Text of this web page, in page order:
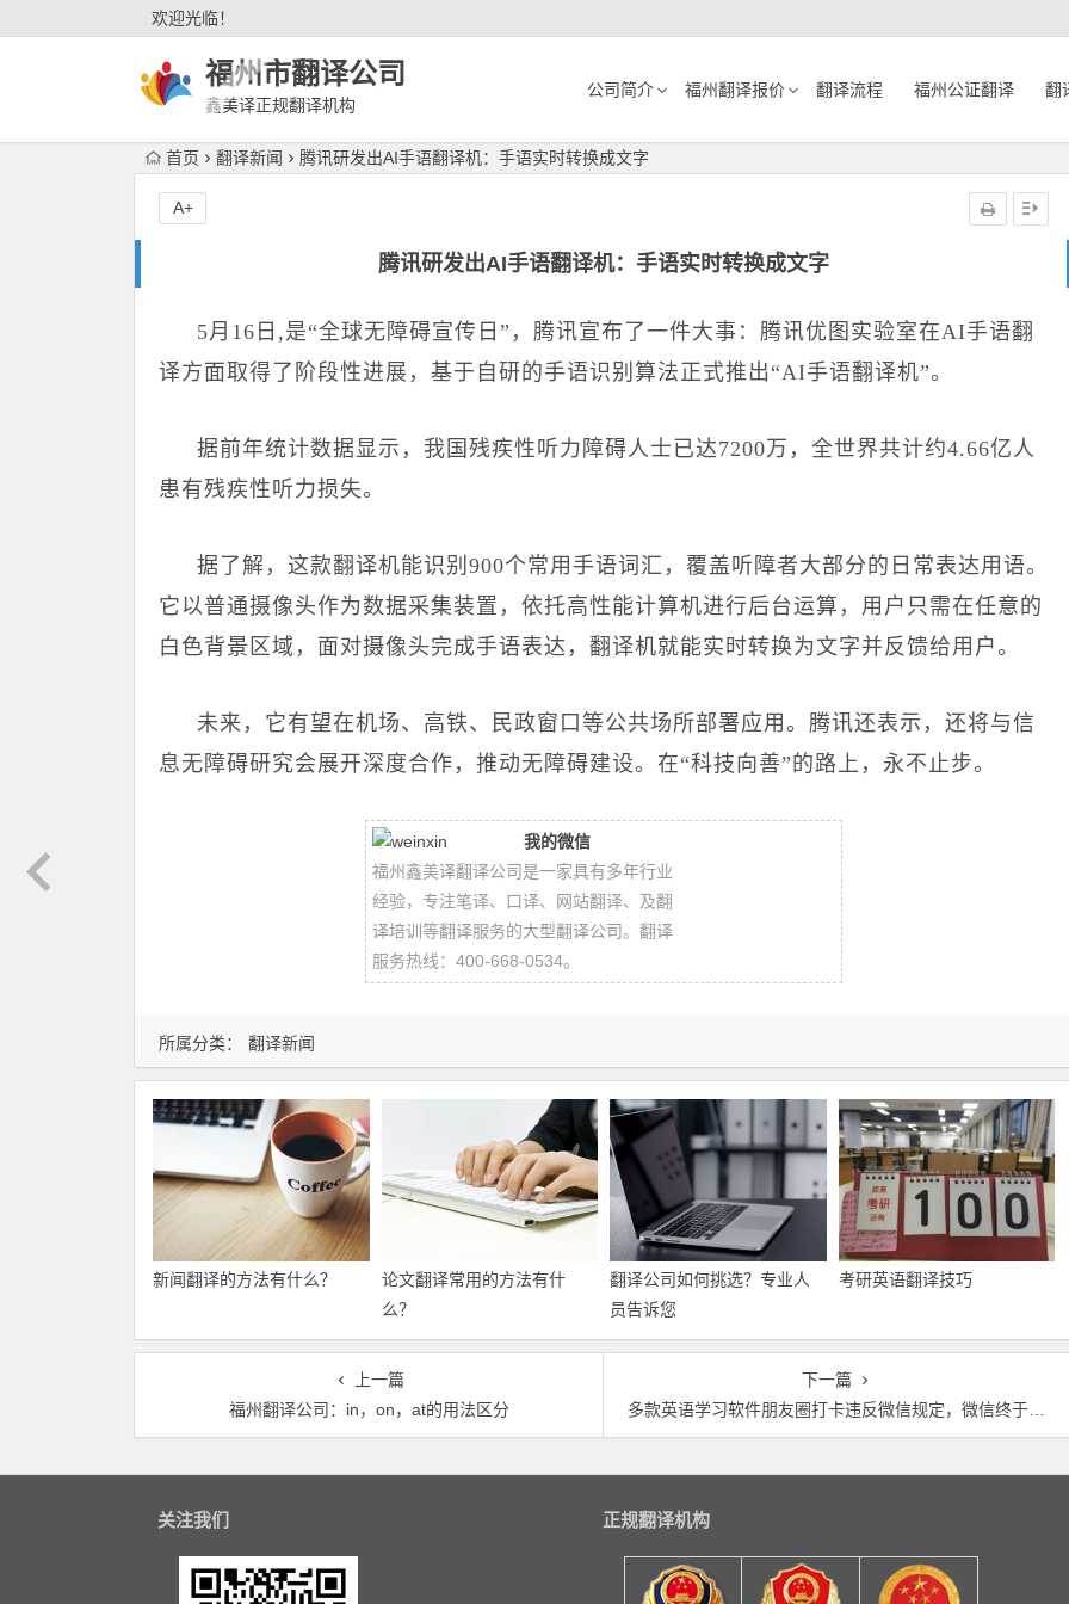
欢迎光临！
福州市翻译公司
鑫美译正规翻译机构
公司简介 福州翻译报价 翻译流程 福州公证翻译 翻
首页 翻译新闻 腾讯研发出AI手语翻译机：手语实时转换成文字
腾讯研发出AI手语翻译机：手语实时转换成文字
A+
所属分类： 翻译新闻
5月 16 日 ,是“全球无障碍宣传日”，腾讯宣布了一件大事：腾讯优图实验室在AI手语翻
译方面取得了阶段性进展，基于自研的手语识别算法正式推出“AI手语翻译机”。
据前年统计数据显示，我国残疾性听力障碍人士已达7200万，全世界共计约4.66亿人
患有残疾性听力损失。
据了解，这款翻译机能识别 900个常用手语词汇，覆盖听障者大部分的日常表达用语。
它以普通摄像头作为数据采集装置，依托高性能计算机进行后台运算，用户只需在任意的
白色背景区域，面对摄像头完成手语表达，翻译机就能实时转换为文字并反馈给用户。
未来，它有望在机场、高铁、民政窗口等公共场所部署应用。腾讯还表示，还将与信
息无障碍研究会展开深度合作，推动无障碍建设。在“科技向善”的路上，永不止步。
我的微信
福州鑫美译翻译公司是一家具有多年行业
经验，专注笔译、口译、网站翻译、及翻
译培训等翻译服务的大型翻译公司。翻译
服务热线：400-668-0534。
新闻翻译的方法有什么？
论文翻译常用的方法有什
么？
翻译公司如何挑选？专业人
员告诉您
考研英语翻译技巧
上一篇
福州翻译公司：in，on，at的用法区分
下一篇
多款英语学习软件朋友圈打卡违反微信规定，微信终于出手了
关注我们 正规翻译机构